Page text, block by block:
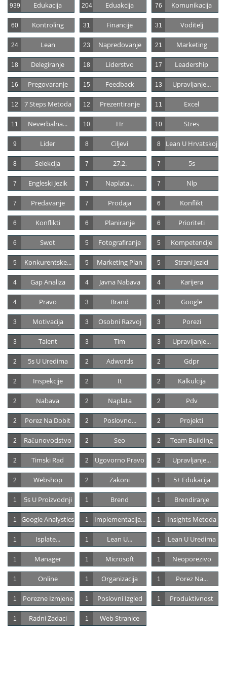
Edukacija
939 Eduakcija
204 Komunikacija
76
Kontroling
60 Financije
31 Voditelj
31
Lean
24 Napredovanje
23 Marketing
21
Delegiranje
18 Liderstvo
18 Leadership
17
Pregovaranje
16 Feedback
15 Upravljanje...
13
7 Steps Metoda
12 Prezentiranje
12 Excel
11
Neverbalna...
11 Hr
10 Stres
10
Lider
9 Ciljevi
8 Lean U Hrvatskoj
8
Selekcija
8 27.2.
7 5s
7
Engleski Jezik
7 Naplata...
7 Nlp
7
Predavanje
7 Prodaja
7 Konflikt
6
Konflikti
6 Planiranje
6 Prioriteti
6
Swot
6 Fotografiranje
5 Kompetencije
5
Konkurentske...
5 Marketing Plan
5 Strani Jezici
5
Gap Analiza
4 Javna Nabava
4 Karijera
4
Pravo
4 Brand
3 Google
3
Motivacija
3 Osobni Razvoj
3 Porezi
3
Talent
3 Tim
3 Upravljanje...
3
5s U Uredima
2 Adwords
2 Gdpr
2
Inspekcije
2 It
2 Kalkulcija
2
Nabava
2 Naplata
2 Pdv
2
Porez Na Dobit
2 Poslovno...
2 Projekti
2
Računovodstvo
2 Seo
2 Team Building
2
Timski Rad
2 Ugovorno Pravo
2 Upravljanje...
2
Webshop
2 Zakoni
2 5+ Edukacija
1
5s U Proizvodnji
1 Brend
1 Brendiranje
1
Google Analystics
1 Implementacija...
1 Insights Metoda
1
Isplate...
1 Lean U...
1 Lean U Uredima
1
Manager
1 Microsoft
1 Neoporezivo
1
Online
1 Organizacija
1 Porez Na...
1
Porezne Izmjene
1 Poslovni Izgled
1 Produktivnost
1
Radni Zadaci
1 Web Stranice
1